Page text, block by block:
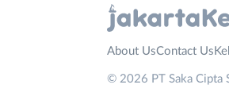
About UsContact Us
© 2026 PT Saka Cipta